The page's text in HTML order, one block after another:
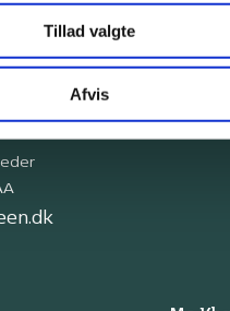
Tillad valgte
Afvis
Kruse